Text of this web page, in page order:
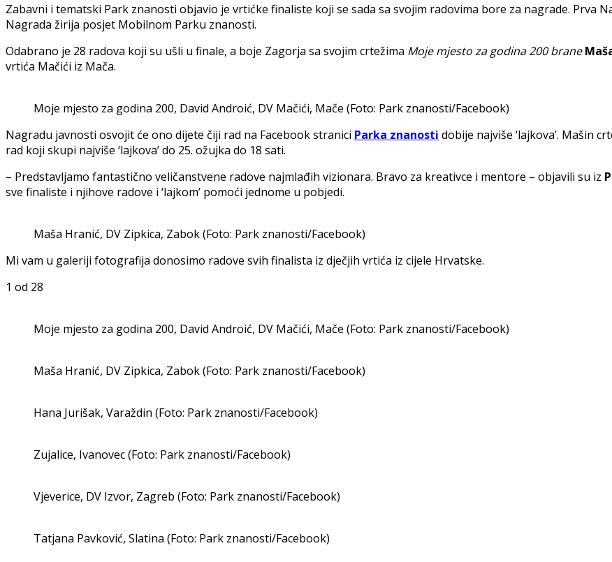
Zabavni i tematski Park znanosti objavio je vrtićke finaliste koji se sada sa svojim radovima bore za nagrade. Prva
Nagrada žirija posjet Mobilnom Parku znanosti.
Odabrano je 28 radova koji su ušli u finale, a boje Zagorja sa svojim crtežima Moje mjesto za godina 200 brane
vrtića Mačići iz Mača.
Moje mjesto za godina 200, David Androić, DV Mačići, Mače (Foto: Park znanosti/Facebook)
Nagradu javnosti osvojit će ono dijete čiji rad na Facebook stranici Parka znanosti dobije najviše ‘lajkova’. Mašin
rad koji skupi najviše ‘lajkova’ do 25. ožujka do 18 sati.
– Predstavljamo fantastično veličanstvene radove najmlađih vizionara. Bravo za kreativce i mentore – objavili su iz
sve finaliste i njihove radove i ‘lajkom’ pomoći jednome u pobjedi.
Maša Hranić, DV Zipkica, Zabok (Foto: Park znanosti/Facebook)
Mi vam u galeriji fotografija donosimo radove svih finalista iz dječjih vrtića iz cijele Hrvatske.
1 od 28
Moje mjesto za godina 200, David Androić, DV Mačići, Mače (Foto: Park znanosti/Facebook)
Maša Hranić, DV Zipkica, Zabok (Foto: Park znanosti/Facebook)
Hana Jurišak, Varaždin (Foto: Park znanosti/Facebook)
Zujalice, Ivanovec (Foto: Park znanosti/Facebook)
Vjeverice, DV Izvor, Zagreb (Foto: Park znanosti/Facebook)
Tatjana Pavković, Slatina (Foto: Park znanosti/Facebook)